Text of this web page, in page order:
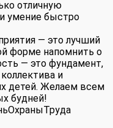
отличную
умение быстро
— это лучший
форме напомнить о
— это фундамент,
и
детей. Желаем всем
будней!